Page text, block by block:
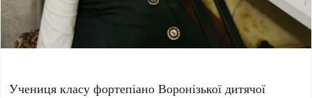
Учениця класу фортепіано Воронізької дитячої